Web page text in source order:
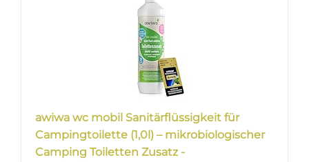
awiwa wc mobil Sanitärflüssigkeit für
Campingtoilette (1,0l) – mikrobiologischer
Camping Toiletten Zusatz -